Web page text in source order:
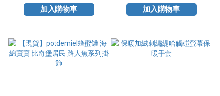
加入購物車 加入購物車